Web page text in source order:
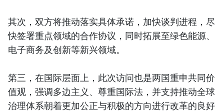
其次，双方将推动落实具体承诺，加快谈判进程，尽
快签署重点领域的合作协议，同时拓展至绿色能源、
电子商务及创新等新兴领域。
第三，在国际层面上，此次访问也是两国重申共同价
值观，强调多边主义、尊重国际法，并支持推动全球
治理体系朝着更加公正与积极的方向进行改革的良好